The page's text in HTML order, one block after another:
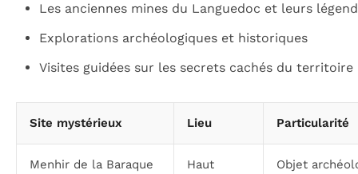
Les anciennes mines du Languedoc et leurs
Explorations archéologiques et historiques
Visites guidées sur les secrets cachés du territoire
Site mystérieux Lieu Particularité
Menhir de la Baraque
Haut
Objet